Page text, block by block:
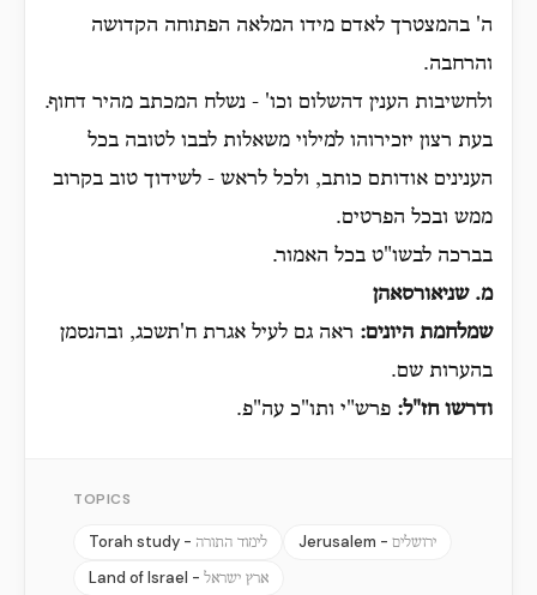
ה' בהמצטרך לאדם מידו המלאה הפתוחה הקדושה
והרחבה.
ולחשיבות הענין דהשלום וכו' - נשלח המכתב מהיר דחוף.
בעת רצון יזכירוהו למילוי משאלות לבבו לטובה בכל
הענינים אודותם כותב, ולכל לראש - לשידוך טוב בקרוב
ממש ובכל הפרטים.
בברכה לבשו"ט בכל האמור.
מ. שניאורסאהן
שמלחמת היונים: ראה גם לעיל אגרת ח'תשכג, ובהנסמן
בהערות שם.
ודרשו חז"ל: פרש"י ותו"כ עה"פ.
TOPICS
Torah study - לימוד התורה Jerusalem - ירושלים
Land of Israel - ארץ ישראל